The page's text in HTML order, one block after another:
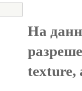
На
texture,